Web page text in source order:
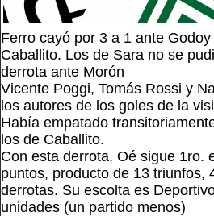
Ferro cayó por 3 a 1 ante
Caballito. Los de Sara no se
derrota ante Morón
Vicente Poggi, Tomás Rossi y
los autores de los goles de la
Había empatado
los de Caballito.
Con esta derrota, Oé sigue 1ro.
puntos, producto de 13 triunfos,
derrotas. Su escolta es
unidades (un partido menos)